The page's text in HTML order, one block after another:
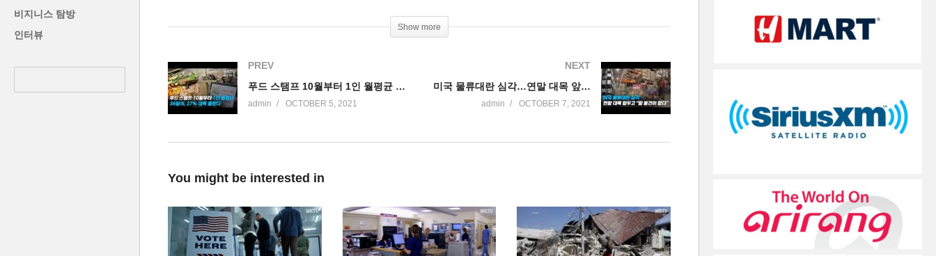
비지니스 탐방
인터뷰
Show more
PREV
푸드 스탬프 10월부터 1인 월평균 36달러, 27% 대폭 올랐다
admin OCTOBER 5, 2021
NEXT
미국 물류대란 심각…연말 대목 앞두고 “팔 물건이 없다”
admin OCTOBER 7, 2021
You might be interested in